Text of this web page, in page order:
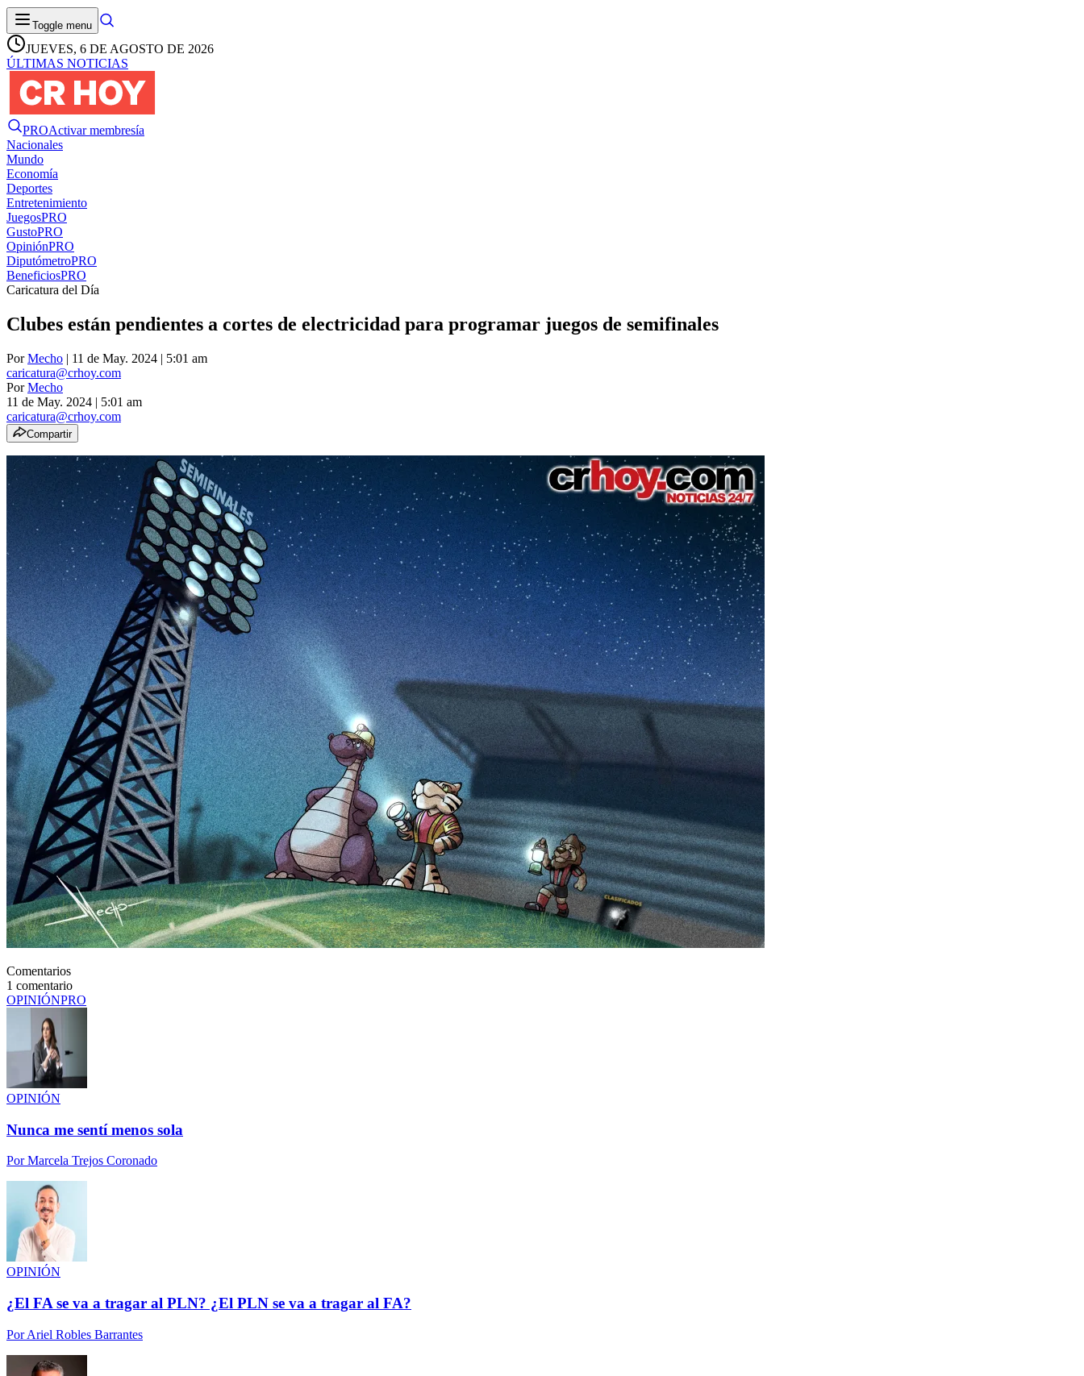
Toggle menu
JUEVES, 6 DE AGOSTO DE 2026
ÚLTIMAS NOTICIAS
PROActivar membresía
Nacionales
Mundo
Economía
Deportes
Entretenimiento
JuegosPRO
GustoPRO
OpiniónPRO
DiputómetroPRO
BeneficiosPRO
Caricatura del Día
Clubes están pendientes a cortes de electricidad para programar juegos de semifinales
PorMecho | 11 de May. 2024 | 5:01 am
caricatura@crhoy.com
PorMecho
11 de May. 2024 | 5:01 am
caricatura@crhoy.com
Compartir
Comentarios
1 comentario
OPINIÓNPRO
OPINIÓN
Nunca me sentí menos sola
PorMarcela Trejos Coronado
OPINIÓN
¿El FA se va a tragar al PLN? ¿El PLN se va a tragar al FA?
PorAriel Robles Barrantes